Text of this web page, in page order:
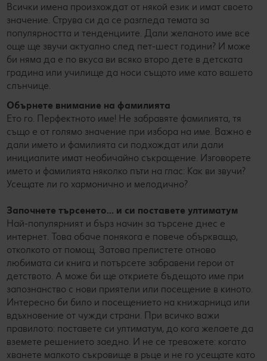
Всички имена произхождат от някой език и имат своето
значение. Струва си да се разгледа темата за
популярността и тенденциите. Дали желаното име все
още ще звучи актуално след пет-шест години? И може
би няма да е по вкуса ви всяко второ дете в детската
градина или училище да носи същото име като вашето
слънчице.
Обърнете внимание на фамилията
Ето го. Перфектното име! Не забравяте фамилията, тя
също е от голямо значение при избора на име. Важно е
дали името и фамилията си подхождат или дали
инициалите имат необичайно съкращение. Изговорете
името и фамилията няколко пъти на глас: Как ви звучи?
Усещате ли го хармонично и мелодично?
Започнете търсенето... и си поставете ултиматум
Най-популярният и бърз начин за търсене днес е
интернет. Това обаче понякога е повече объркващо,
отколкото от помощ. Затова прелистете отново
любимата си книга и потърсете забравени герои от
детството. А може би ще откриете бъдещото име при
запознанство с нови приятели или посещение в киното.
Интересно би било и посещението на книжарница или
вдъхновение от чужди страни. При всичко важи
правилото: поставете си ултиматум, до кога желаете да
вземете решението заедно. И не се тревожете: когато
хванете малкото съкровище в ръце и не го усещате като